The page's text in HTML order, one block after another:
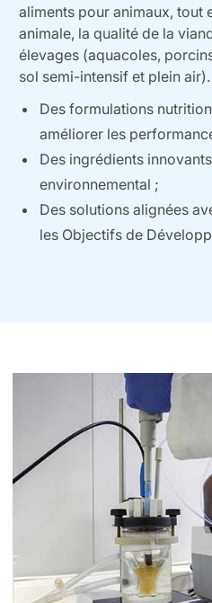
aliments pour animaux, tout
animale, la qualité de la
élevages (aquacoles,
sol semi-intensif et plein air).
Des formulations
améliorer les
Des ingrédients
environnemental ;
Des solutions alignées
les Objectifs de